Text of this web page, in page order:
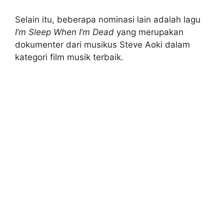
Selain itu, beberapa nominasi lain adalah lagu
I’m Sleep When I’m Dead yang merupakan
dokumenter dari musikus Steve Aoki dalam
kategori film musik terbaik.